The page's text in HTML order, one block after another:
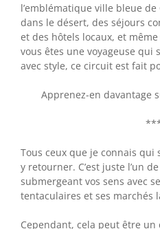
l’emblématique ville bleue
dans le désert, des séjours
et des hôtels locaux, et
vous êtes une voyageuse qui
avec style, ce circuit est fait
Apprenez-en davantage
Tous ceux que je connais
y retourner. C’est juste l’un
submergeant vos sens avec
tentaculaires et ses marchés
Cependant, cela peut être